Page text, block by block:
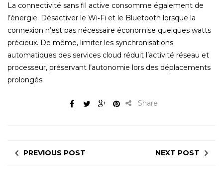
La connectivité sans fil active consomme également de
l’énergie. Désactiver le Wi‑Fi et le Bluetooth lorsque la
connexion n’est pas nécessaire économise quelques watts
précieux. De même, limiter les synchronisations
automatiques des services cloud réduit l’activité réseau et
processeur, préservant l’autonomie lors des déplacements
prolongés.
Share
PREVIOUS POST NEXT POST